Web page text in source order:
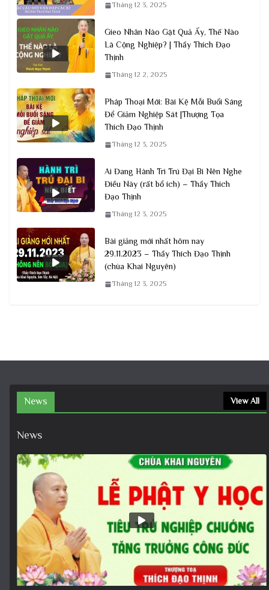
Tháng 12 3, 2025
Gieo Nhân Nào Gặt Quả Ấy, Thế Nào
Là Cộng Nghiệp? | Thầy Thích Đạo
Thịnh
Tháng 12 2, 2025
Pháp Thoại Mới: Bài Kệ Mỗi Buổi Sáng
Để Giảm Nghiệp Sát |Thượng Tọa
Thích Đạo Thịnh
Tháng 12 3, 2025
Ai Đang Hành Trì Trú Đại Bi Nên Nghe
Điều Này (rất bổ ích) – Thầy Thích
Đạo Thịnh
Tháng 12 3, 2025
Bài giảng mới nhất hôm nay
29.11.2023 – Thầy Thích Đạo Thịnh
(chùa Khai Nguyên)
Tháng 12 3, 2025
News View All
News